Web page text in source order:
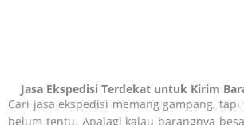
Jasa Ekspedisi Terdekat untuk Kirim
Cari jasa ekspedisi memang gampang,
belum tentu. Apalagi kalau barangnya